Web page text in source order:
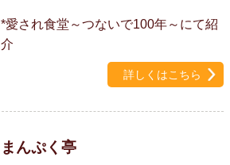
*愛され食堂～つないで100年～にて紹
介
詳しくはこちら
まんぷく亭